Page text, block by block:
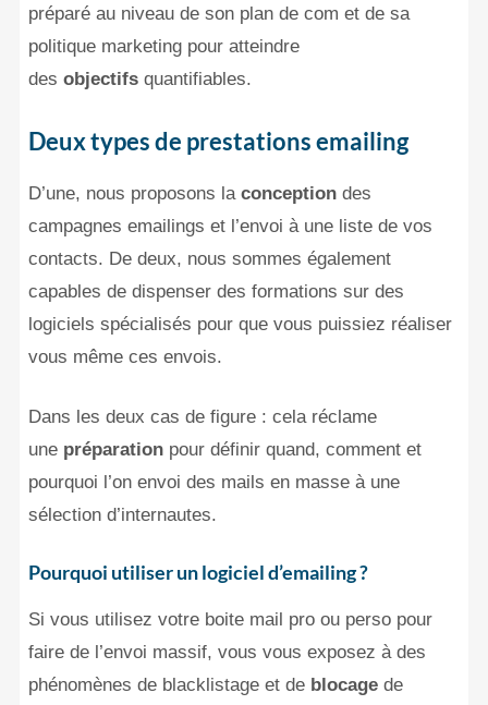
préparé au niveau de son plan de com et de sa
politique marketing pour atteindre
desobjectifsquantifiables.
Deux types de prestations emailing
D’une, nous proposons laconceptiondes
campagnes emailings et l’envoi à une liste de vos
contacts. De deux, nous sommes également
capables de dispenser des formations sur des
logiciels spécialisés pour que vous puissiez réaliser
vous même ces envois.
Dans les deux cas de figure : cela réclame
une préparation pour définir quand, comment et
pourquoi l’on envoi des mails en masse à une
sélection d’internautes.
Pourquoi utiliser un logiciel d’emailing ?
Si vous utilisez votre boite mail pro ou perso pour
faire de l’envoi massif, vous vous exposez à des
phénomènes de blacklistage et de blocage de